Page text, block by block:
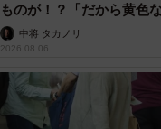
ものが！？「だから黄色
中将 タカノリ
2026.08.06